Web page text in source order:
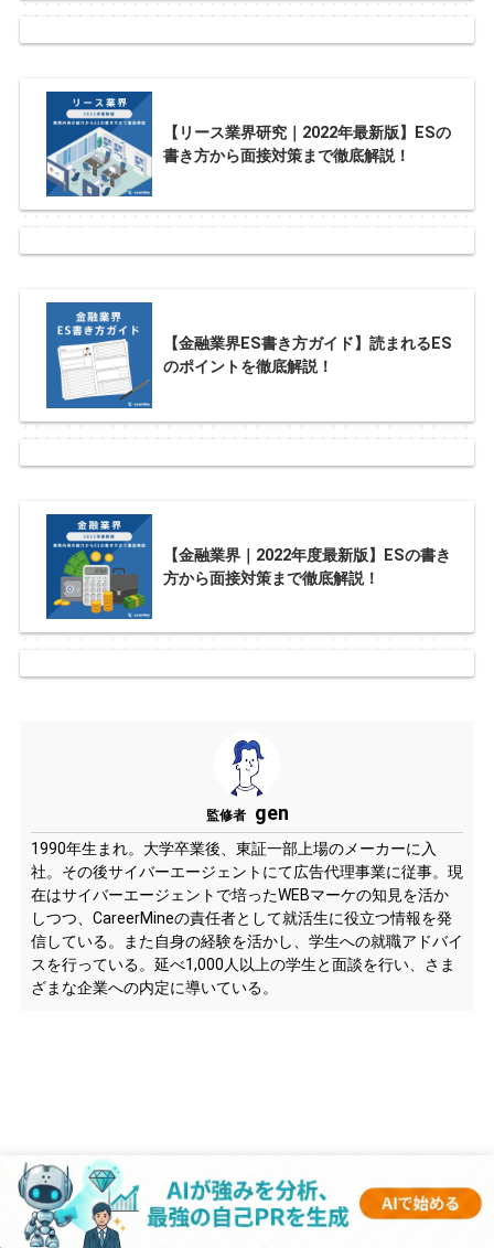
【リース業界研究｜2022年最新版】ESの
書き方から面接対策まで徹底解説！
【金融業界ES書き方ガイド】読まれるES
のポイントを徹底解説！
【金融業界｜2022年度最新版】ESの書き
方から面接対策まで徹底解説！
監修者 gen
1990年生まれ。大学卒業後、東証一部上場のメーカーに入
社。その後サイバーエージェントにて広告代理事業に従事。現
在はサイバーエージェントで培ったWEBマーケの知見を活か
しつつ、CareerMineの責任者として就活生に役立つ情報を発
信している。また自身の経験を活かし、学生への就職アドバイ
スを行っている。延べ1,000人以上の学生と面談を行い、さま
ざまな企業への内定に導いている。